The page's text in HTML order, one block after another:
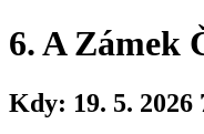
6. A Zámek
Kdy: 19. 5. 2026